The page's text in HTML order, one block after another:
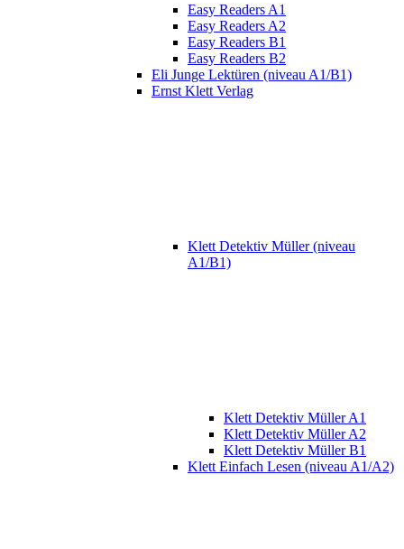
Easy Readers A1
Easy Readers A2
Easy Readers B1
Easy Readers B2
Eli Junge Lektüren (niveau A1/B1)
Ernst Klett Verlag
Klett Detektiv Müller (niveau
A1/B1)
Klett Detektiv Müller A1
Klett Detektiv Müller A2
Klett Detektiv Müller B1
Klett Einfach Lesen (niveau A1/A2)